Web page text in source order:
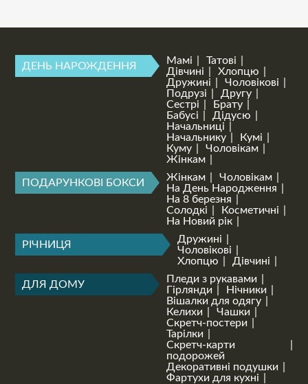
ДЕНЬ НАРОЖДЕННЯ Мамі
Татові
Дівчині
Хлопцю
Дружині
Чоловікові
Подрузі
Другу
Сестрі
Брату
Бабусі
Дідусю
Начальниці
Начальнику
Кумі
Куму
Чоловікам
Жінкам
ПОДАРУНКОВІ БОКСИ Жінкам
Чоловікам
На День Народження
На 8 березня
Солодкі
Косметичні
На Новий рік
РІЧНИЦЯ
Дружині
Чоловікові
Хлопцю
Дівчині
ДЛЯ ДОМУ
Пледи з рукавами
Гірлянди
Нічники
Вішалки для одягу
Келихи
Чашки
Скретч-постери
Тарілки
Скретч-карти
подорожей
Декоративні подушки
Фартухи для кухні